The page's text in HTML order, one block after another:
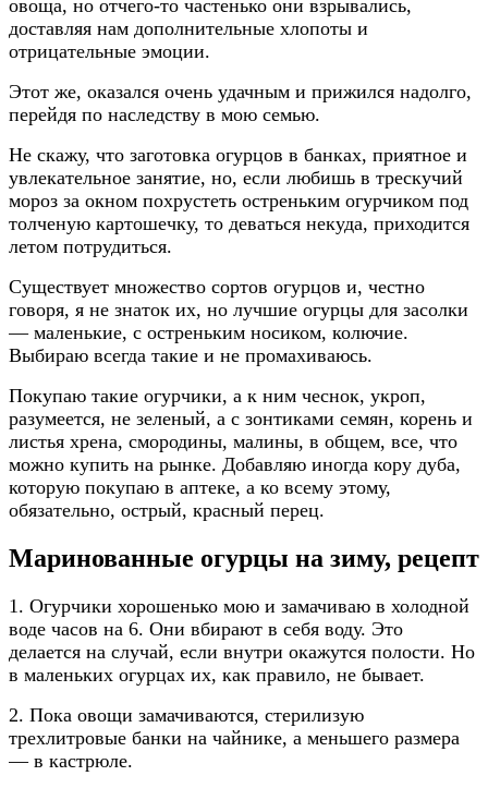
овоща, но отчего-то частенько они взрывались,
доставляя нам дополнительные хлопоты и
отрицательные эмоции.
Этот же, оказался очень удачным и прижился надолго,
перейдя по наследству в мою семью.
Не скажу, что заготовка огурцов в банках, приятное и
увлекательное занятие, но, если любишь в трескучий
мороз за окном похрустеть остреньким огурчиком под
толченую картошечку, то деваться некуда, приходится
летом потрудиться.
Существует множество сортов огурцов и, честно
говоря, я не знаток их, но лучшие огурцы для засолки
— маленькие, с остреньким носиком, колючие.
Выбираю всегда такие и не промахиваюсь.
Покупаю такие огурчики, а к ним чеснок, укроп,
разумеется, не зеленый, а с зонтиками семян, корень и
листья хрена, смородины, малины, в общем, все, что
можно купить на рынке. Добавляю иногда кору дуба,
которую покупаю в аптеке, а ко всему этому,
обязательно, острый, красный перец.
Маринованные огурцы на зиму, рецепт
1. Огурчики хорошенько мою и замачиваю в холодной
воде часов на 6. Они вбирают в себя воду. Это
делается на случай, если внутри окажутся полости. Но
в маленьких огурцах их, как правило, не бывает.
2. Пока овощи замачиваются, стерилизую
трехлитровые банки на чайнике, а меньшего размера
— в кастрюле.